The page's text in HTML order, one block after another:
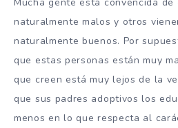
Mucha gente está convencida
naturalmente malos y otros
naturalmente buenos. Por
que estas personas están muy
que creen está muy lejos de la
que sus padres adoptivos los
menos en lo que respecta al